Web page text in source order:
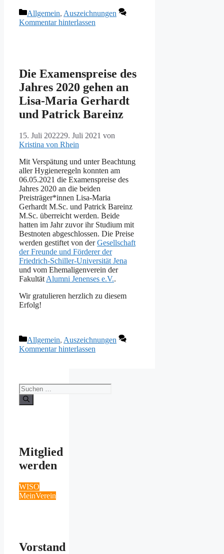
Kategorien
Allgemein, Auszeichnungen
Kommentar hinterlassen
Die Examenspreise des
Jahres 2020 gehen an
Lisa-Maria Gerhardt
und Patrick Bareinz
15. Juli 202229. Juli 2021 von
Kristina von Rhein
Mit Verspätung und unter Beachtung
aller Hygieneregeln konnten am
06.05.2021 die Examenspreise des
Jahres 2020 an die beiden
Preisträger*innen Lisa-Maria
Gerhardt M.Sc. und Patrick Bareinz
M.Sc. überreicht werden. Beide
hatten im Jahr zuvor ihr Studium mit
Bestnoten abgeschlossen. Die Preise
werden gestiftet von derGesellschaft
der Freunde und Förderer der
Friedrich-Schiller-Universität Jena
und vom Ehemaligenverein der
Fakultät Alumni Jenenses e.V..
Wir gratulieren herzlich zu diesem
Erfolg!
Kategorien
Allgemein, Auszeichnungen
Kommentar hinterlassen
Suchen
nach:
Mitglied
werden
WISO
MeinVerein
Vorstand